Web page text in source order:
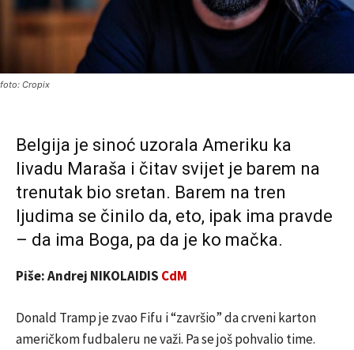
foto: Cropix
Belgija je sinoć uzorala Ameriku ka
livadu Maraša i čitav svijet je barem na
trenutak bio sretan. Barem na tren
ljudima se činilo da, eto, ipak ima pravde
– da ima Boga, pa da je ko mačka.
Piše: Andrej NIKOLAIDIS CdM
Donald Tramp je zvao Fifu i “završio” da crveni karton
američkom fudbaleru ne važi. Pa se još pohvalio time.